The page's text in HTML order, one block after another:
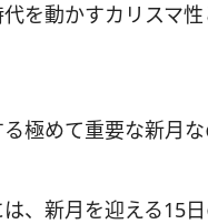
を動かすカリスマ
極めて重要な新月な
、新月を迎える15